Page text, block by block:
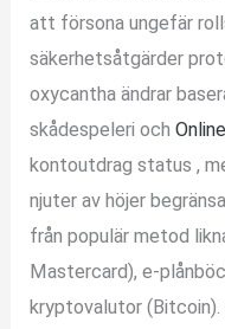
att försona ungefär
säkerhetsåtgärder
oxycantha ändrar
skådespeleri och
kontoutdrag status ,
njuter av höjer
från populär metod
Mastercard), e-
kryptovalutor (Bitcoin).